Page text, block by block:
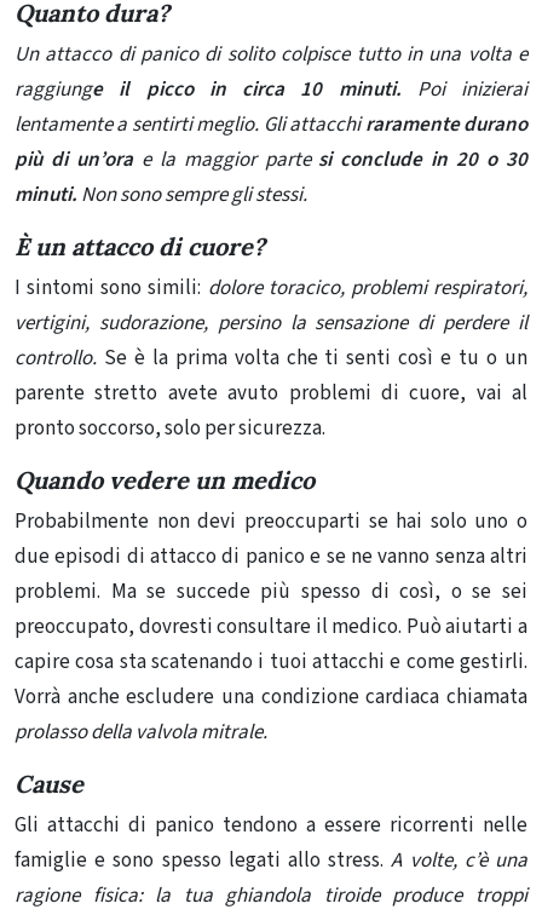
Quanto dura?
Un attacco di panico di solito colpisce tutto in una volta e
raggiunge il picco in circa 10 minuti. Poi inizierai
lentamente a sentirti meglio. Gli attacchiraramente durano
più di un’orae la maggior parte si conclude in 20 o 30
minuti. Non sono sempre gli stessi.
È un attacco di cuore?
I sintomi sono simili: dolore toracico, problemi respiratori,
vertigini, sudorazione, persino la sensazione di perdere il
controllo. Se è la prima volta che ti senti così e tu o un
parente stretto avete avuto problemi di cuore, vai al
pronto soccorso, solo per sicurezza.
Quando vedere un medico
Probabilmente non devi preoccuparti se hai solo uno o
due episodi di attacco di panico e se ne vanno senza altri
problemi. Ma se succede più spesso di così, o se sei
preoccupato, dovresti consultare il medico. Può aiutarti a
capire cosa sta scatenando i tuoi attacchi e come gestirli.
Vorrà anche escludere una condizione cardiaca chiamata
prolasso della valvola mitrale.
Cause
Gli attacchi di panico tendono a essere ricorrenti nelle
famiglie e sono spesso legati allo stress.A volte, c’è una
ragione fisica: la tua ghiandola tiroide produce troppi